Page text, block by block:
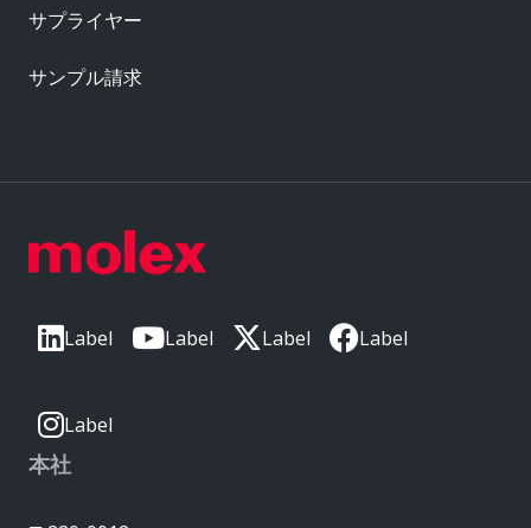
Label Label Label Label
Label
本社
サプライヤー
サンプル請求